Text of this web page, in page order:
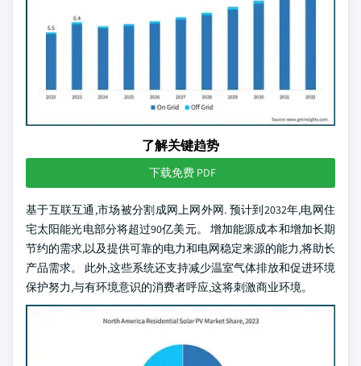
了解关键趋势
下载免费 PDF
基于互联互通,市场被分割成网上网外网. 预计到2032年,电网住
宅太阳能光电部分将超过90亿美元。 增加能源成本和增加长期
节约的需求,以及提供可靠的电力和电网稳定来源的能力,将助长
产品需求。 此外,这些系统还支持减少温室气体排放和促进环境
保护努力,与有环境意识的消费者呼应,这将刺激商业环境。